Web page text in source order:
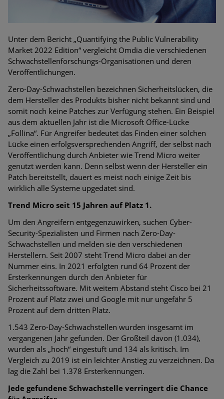
Phishing-Trend: Führungskräfte im Visier. Was hilft gegen
Harpoon Whaling?
Aktuelle Phishing-Kampagnen mit großen Markennamen –
Amazon hat nun reagiert
Nutzer im Visier der Datendiebe
Cyber Experience Center in Augsburg
Unter dem Bericht „Quantifying the Public Vulnerability
Market 2022 Edition“ vergleicht Omdia die verschiedenen
Schwachstellenforschungs-Organisationen und deren
Veröffentlichungen.
Zero-Day-Schwachstellen bezeichnen Sicherheitslücken, die
dem Hersteller des Produkts bisher nicht bekannt sind und
somit noch keine Patches zur Verfügung stehen. Ein Beispiel
aus dem aktuellen Jahr ist die Microsoft Office-Lücke
„Follina“. Für Angreifer bedeutet das Finden einer solchen
Lücke einen erfolgsversprechenden Angriff, der selbst nach
Veröffentlichung durch Anbieter wie Trend Micro weiter
genutzt werden kann. Denn selbst wenn der Hersteller ein
Patch bereitstellt, dauert es meist noch einige Zeit bis
wirklich alle Systeme upgedatet sind.
Trend Micro seit 15 Jahren auf Platz 1.
Um den Angreifern entgegenzuwirken, suchen Cyber-
Security-Spezialisten und Firmen nach Zero-Day-
Schwachstellen und melden sie den verschiedenen
Herstellern. Seit 2007 steht Trend Micro dabei an der
Nummer eins. In 2021 erfolgten rund 64 Prozent der
Ersterkennungen durch den Anbieter für
Sicherheitssoftware. Mit weitem Abstand steht Cisco bei 21
Prozent auf Platz zwei und Google mit nur ungefähr 5
Prozent auf dem dritten Platz.
1.543 Zero-Day-Schwachstellen wurden insgesamt im
vergangenen Jahr gefunden. Der Großteil davon (1.034),
wurden als „hoch“ eingestuft und 134 als kritisch. Im
Vergleich zu 2019 ist ein leichter Anstieg zu verzeichnen. Da
lag die Zahl bei 1.378 Ersterkennungen.
Jede gefundene Schwachstelle verringert die Chance